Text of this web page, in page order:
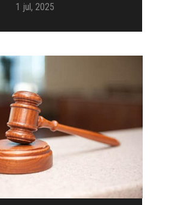
1 jul, 2025